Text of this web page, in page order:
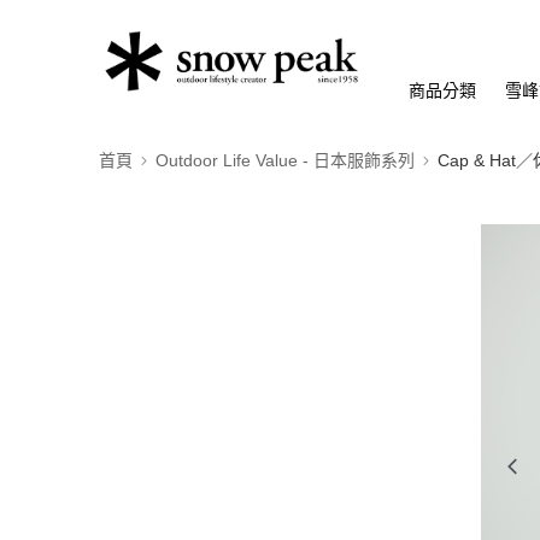
商品分類 雪
首頁 Outdoor Life Value - 日本服飾系列 Cap & Hat／